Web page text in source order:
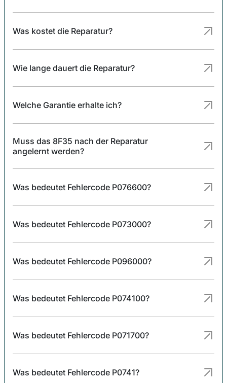
Was kostet die Reparatur?
Wie lange dauert die Reparatur?
Welche Garantie erhalte ich?
Muss das 8F35 nach der Reparatur
angelernt werden?
Was bedeutet Fehlercode P076600?
Was bedeutet Fehlercode P073000?
Was bedeutet Fehlercode P096000?
Was bedeutet Fehlercode P074100?
Was bedeutet Fehlercode P071700?
Was bedeutet Fehlercode P0741?